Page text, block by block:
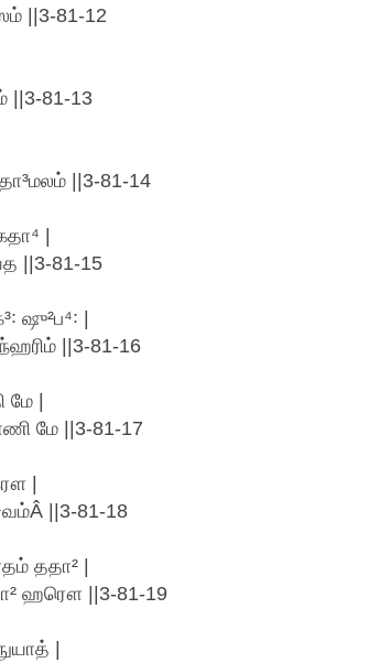
||3-81-12
||3-81-13
||3-81-14
|
||3-81-15
ஷு²ப⁴꞉ |
||3-81-16
மே |
மே ||3-81-17
|
||3-81-18
ததா² |
ஹரௌ ||3-81-19
|